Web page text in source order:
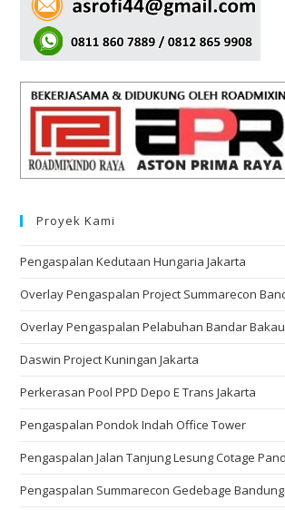
Proyek Kami
Pengaspalan Kedutaan Hungaria Jakarta
Overlay Pengaspalan Project Summarecon
Overlay Pengaspalan Pelabuhan Bandar Bakau
Daswin Project Kuningan Jakarta
Perkerasan Pool PPD Depo E Trans Jakarta
Pengaspalan Pondok Indah Office Tower
Pengaspalan Jalan Tanjung Lesung Cotage
Pengaspalan Summarecon Gedebage